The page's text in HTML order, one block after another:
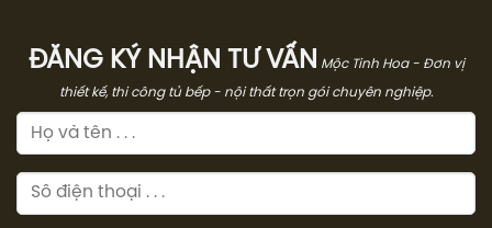
ĐĂNG KÝ NHẬN TƯ VẤN Mộc Tinh Hoa - Đơn vị
thiết kế, thi công tủ bếp - nội thất trọn gói chuyên nghiệp.